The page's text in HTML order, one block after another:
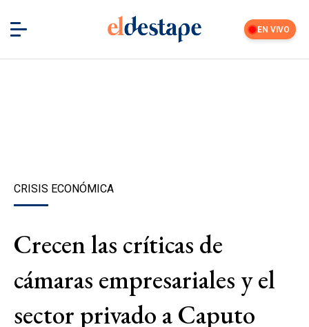
EN VIVO
CRISIS ECONÓMICA
Crecen las críticas de
cámaras empresariales y el
sector privado a Caputo